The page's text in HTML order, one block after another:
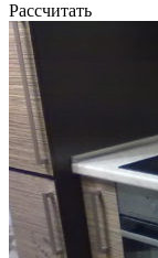
Рассчитать